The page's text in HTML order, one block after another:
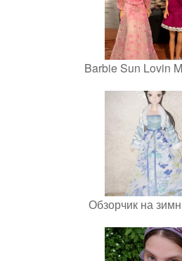
Barbie Sun Lovin
Обзорчик на